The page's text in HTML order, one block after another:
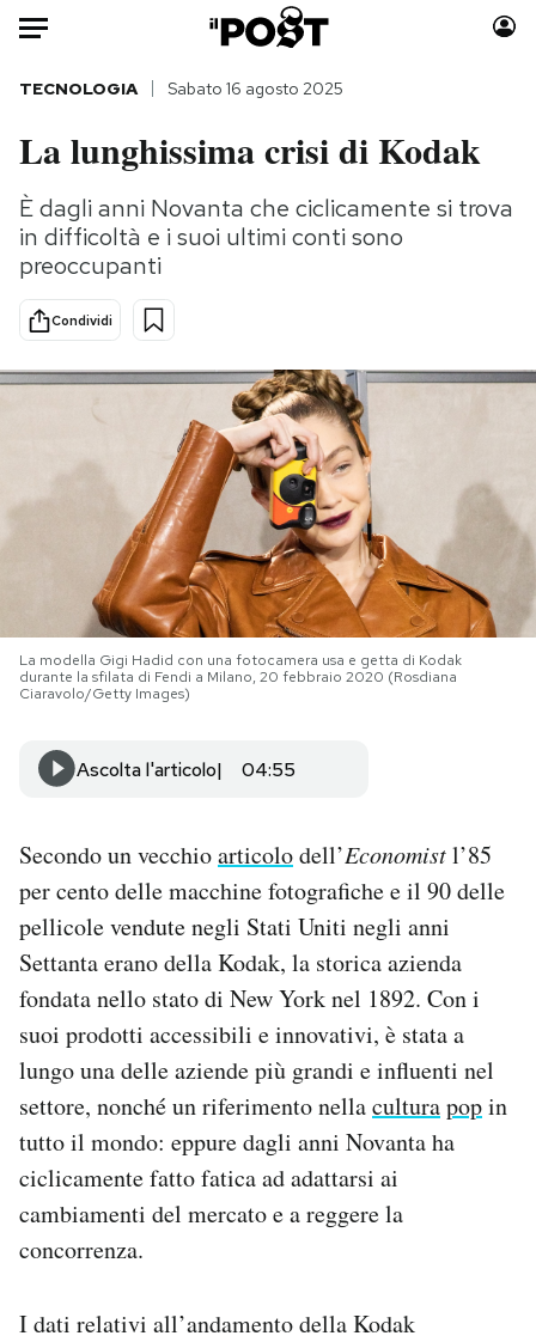
Auto
HOME
Italia
Mondo
Politica
Tecnologia
Internet
Scienza
Moda
Libri
Media
Europa
Altrecose
Mondiali calcio 2026
PODCAST
NEWSLETTER
CALENDARIO
AREA PERSONALE
Area Personale
Newsletter
Regala il Post
Hai bisogno di aiuto?
Esci
TECNOLOGIA Sabato 16 agosto 2025
La lunghissima crisi di Kodak
È dagli anni Novanta che ciclicamente si trova
in difficoltà e i suoi ultimi conti sono
preoccupanti
Condividi
La modella Gigi Hadid con una fotocamera usa e getta di Kodak
durante la sfilata di Fendi a Milano, 20 febbraio 2020 (Rosdiana
Ciaravolo/Getty Images)
Ascolta l'articolo 04:55
Secondo un vecchioarticolodell’Economistl’85
per cento delle macchine fotografiche e il 90 delle
pellicole vendute negli Stati Uniti negli anni
Settanta erano della Kodak, la storica azienda
fondata nello stato di New York nel 1892. Con i
suoi prodotti accessibili e innovativi, è stata a
lungo una delle aziende più grandi e influenti nel
settore, nonché un riferimento nellaculturapopin
tutto il mondo: eppure dagli anni Novanta ha
ciclicamente fatto fatica ad adattarsi ai
cambiamenti del mercato e a reggere la
concorrenza.
I dati relativi all’andamento della Kodak